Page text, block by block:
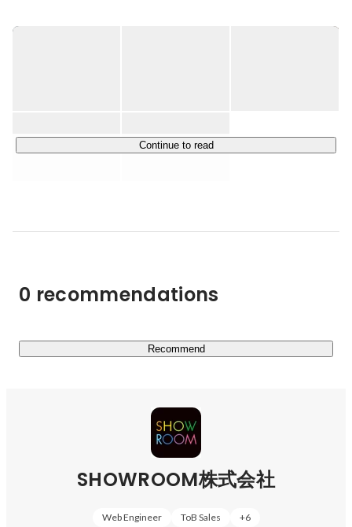
開始しました。
ることができるライブ配信プラットフォームです。
ら出資を受け合弁会社化しています。
していますが、ゆくゆくは東南アジアをはじめ、地球上に
量に応じて報われ、夢が叶っていく。
これまで歌手デビューや、地上波テレビ番組出演、ミュー
ジックビデオ出演等、夢を叶えたパフォーマーが多数！
応援します！
Continue to read
0 recommendations
Recommend
SHOWROOM株式会社
Web Engineer ToB Sales +6